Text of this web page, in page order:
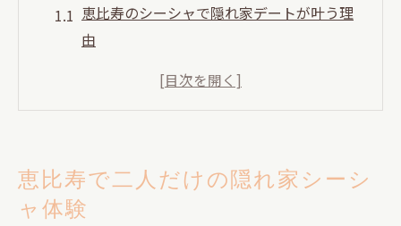
恵比寿のシーシャで隠れ家デートが叶う理
由
彼氏彼女と楽しむ恵比寿シーシャの魅力と
恵比寿で静かに過ごせるシーシャの選び方
デート向きシーシャ店の雰囲気と居心地を
恵比寿で二人だけの隠れ家シーシ
ャ体験